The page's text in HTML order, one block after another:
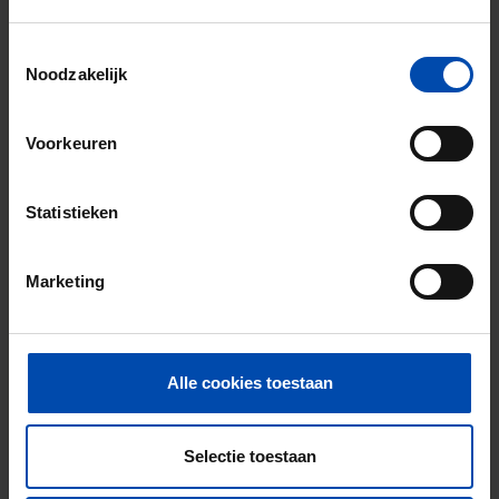
Noodzakelijk
Voorkeuren
Statistieken
Marketing
Alle cookies toestaan
Selectie toestaan
€ 750p/m
3 maanden, 1 week geleden gevonden
24m²
⚡️ Deze woning is waarschijnlijk al weg
Rent.nl ben je altijd als eerste!
Mis de volgende niet →
Tip!